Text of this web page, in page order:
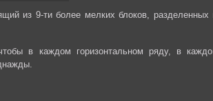
из 9-ти более мелких блоков, разделенных
в каждом горизонтальном ряду, в